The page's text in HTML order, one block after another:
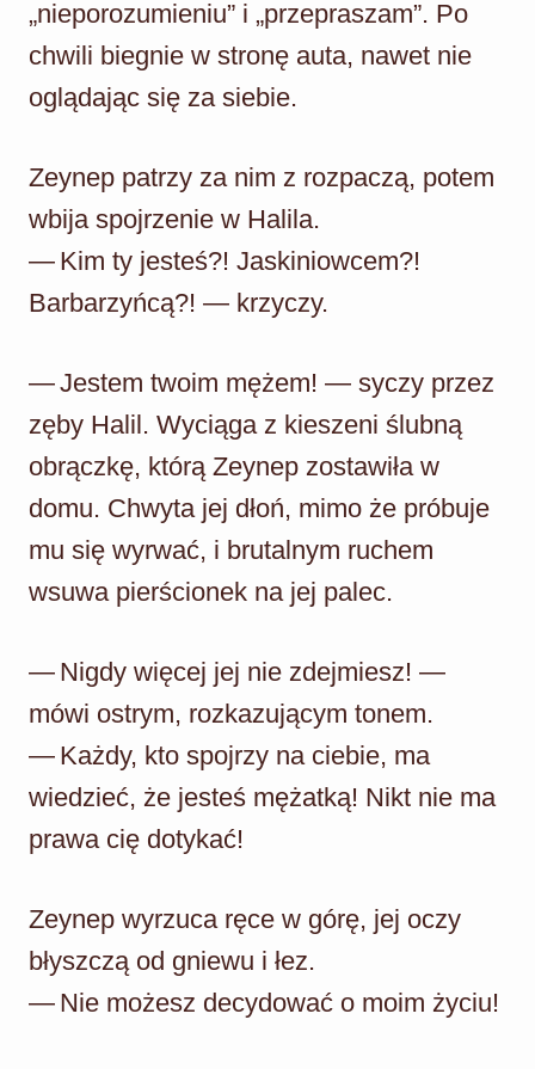
„nieporozumieniu” i „przepraszam”. Po
chwili biegnie w stronę auta, nawet nie
oglądając się za siebie.
Zeynep patrzy za nim z rozpaczą, potem
wbija spojrzenie w Halila.
— Kim ty jesteś?! Jaskiniowcem?!
Barbarzyńcą?! — krzyczy.
— Jestem twoim mężem! — syczy przez
zęby Halil. Wyciąga z kieszeni ślubną
obrączkę, którą Zeynep zostawiła w
domu. Chwyta jej dłoń, mimo że próbuje
mu się wyrwać, i brutalnym ruchem
wsuwa pierścionek na jej palec.
— Nigdy więcej jej nie zdejmiesz! —
mówi ostrym, rozkazującym tonem.
— Każdy, kto spojrzy na ciebie, ma
wiedzieć, że jesteś mężatką! Nikt nie ma
prawa cię dotykać!
Zeynep wyrzuca ręce w górę, jej oczy
błyszczą od gniewu i łez.
— Nie możesz decydować o moim życiu!